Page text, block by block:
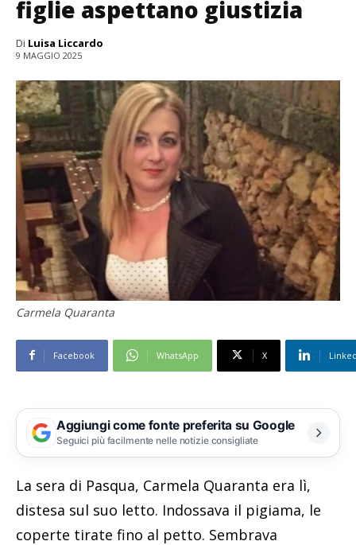
figlie aspettano giustizia
Di Luisa Liccardo
9 MAGGIO 2025
Carmela Quaranta
Facebook WhatsApp X
Aggiungi come fonte preferita su Google
Seguici più facilmente nelle notizie consigliate
La sera di Pasqua, Carmela Quaranta era lì,
distesa sul suo letto. Indossava il pigiama, le
coperte tirate fino al petto. Sembrava